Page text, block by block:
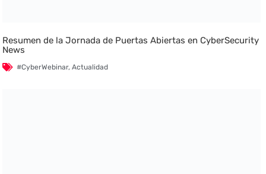
Resumen de la Jornada de Puertas Abiertas en CyberSecurity
News
#CyberWebinar,Actualidad